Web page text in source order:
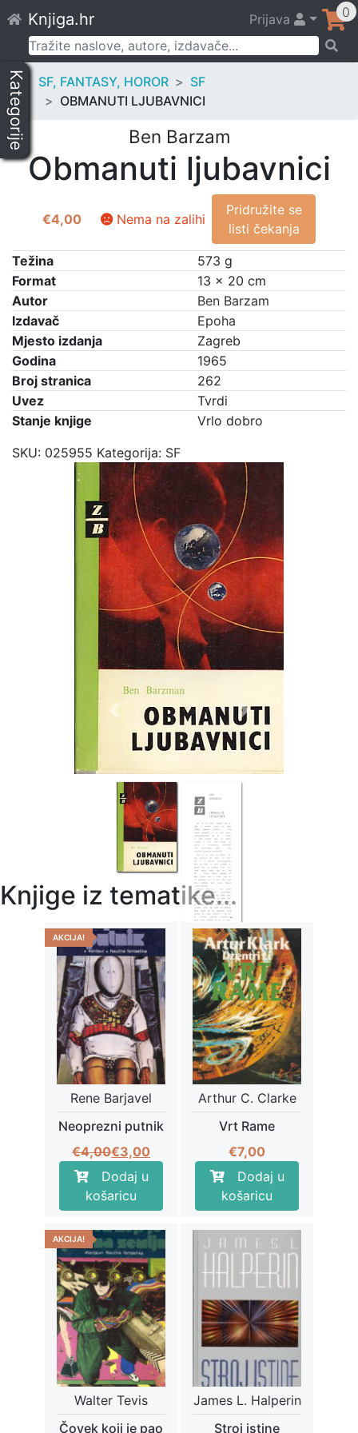
to
content
Knjiga.hr Prijava 0
Pretraži:
Kategorije SF, FANTASY, HOROR
SF
OBMANUTI LJUBAVNICI
Ben Barzam
Obmanuti ljubavnici
€4,00 Nema na zalihi
Pridružite se
listi čekanja
Težina
573 g
Format
13 × 20 cm
Autor
Ben Barzam
Izdavač
Epoha
Mjesto izdanja
Zagreb
Godina
1965
Broj stranica
262
Uvez
Tvrdi
Stanje knjige
Vrlo dobro
SKU: 025955 Kategorija: SF
Previous Next
Knjige iz tematike...
AKCIJA!
Rene Barjavel
Neoprezni putnik
€4,00Izvorna
cijena
bila
je:
€4,00.
€3,00
Trenutna
cijena
je:
€3,00.
Dodaj u
košaricu
Arthur C. Clarke
Vrt Rame
€7,00
Dodaj u
košaricu
AKCIJA!
Walter Tevis
Čovek koji je pao
James L. Halperin
Stroj istine